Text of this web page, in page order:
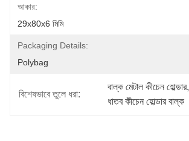
আকার:
29x80x6 মিমি
Packaging Details:
Polybag
বিশেষভাবে তুলে ধরা:
বাল্ক মেটাল কীচেন হোল্ডার,
ধাতব কীচেন হোল্ডার বাল্ক